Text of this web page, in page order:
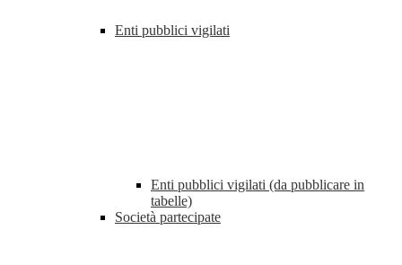
Enti pubblici vigilati
Enti pubblici vigilati (da pubblicare in
tabelle)
Società partecipate